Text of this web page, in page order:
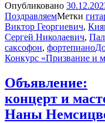
Опубликовано
ПоздравляемМетки
Виктор Георгиевич,
Сергей Николаевич,
саксофон, фортепиано
Конкурс «Призвание и
Объявление:
концерт и
Наны